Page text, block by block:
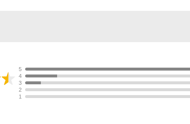
5
4
3
2
1